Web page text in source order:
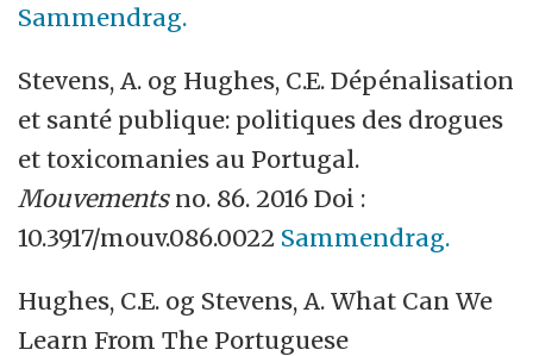
Sammendrag.
Stevens, A. og Hughes, C.E. Dépénalisation
et santé publique: politiques des drogues
et toxicomanies au Portugal.
Mouvementsno. 86. 2016 Doi :
10.3917/mouv.086.0022 Sammendrag.
Hughes, C.E. og Stevens, A. What Can We
Learn From The Portuguese